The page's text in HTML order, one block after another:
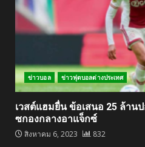
ข่าวบอล ข่าวฟุตบอลต่างประเทศ
เวสต์แฮมยื่น ข้อเสนอ 25 ล้าน
ซกองกลางอาแจ็กซ์
สิงหาคม 6, 2023 832